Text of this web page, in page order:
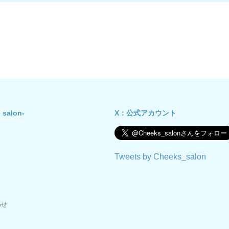
salon- X：公式アカウント
Tweets by Cheeks_salon